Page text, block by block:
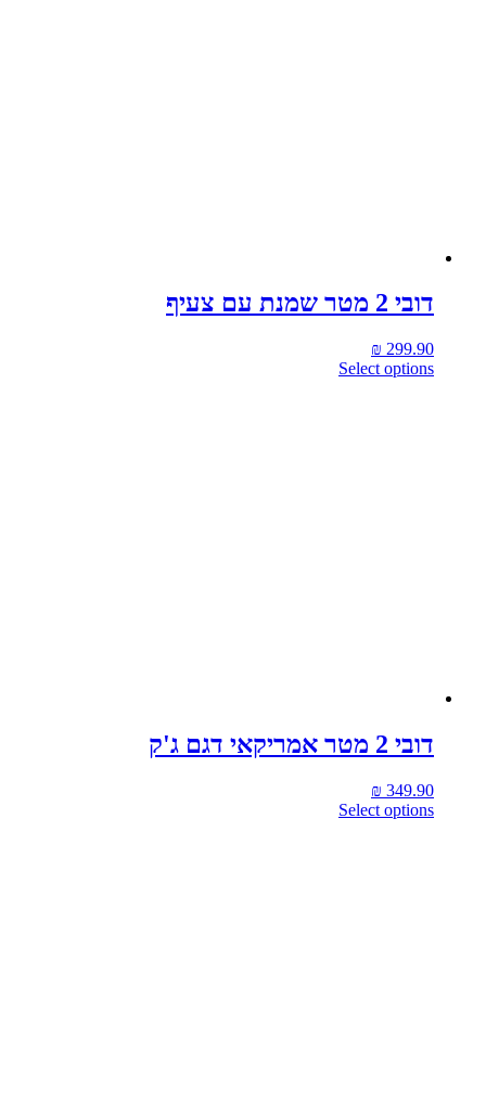
דובי 2 מטר שמנת עם צעיף
₪ 299.90
Select options
דובי 2 מטר אמריקאי דגם ג'ק
₪ 349.90
Select options